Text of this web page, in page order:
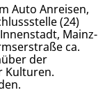
Auto Anreisen,
(24)
Mainz-
ca.
der
Kulturen.